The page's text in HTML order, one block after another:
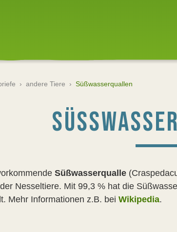
› andere Tiere › Süßwasserquallen
Süßwasserqualle
Nesseltiere. Mit 99,3 % hat die
Mehr Informationen z.B. bei Wikipedia.